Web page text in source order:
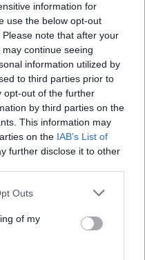
information for
use the below opt-out
note that after your
continue seeing
information utilized by
to third parties prior to
opt-out of the further
by third parties on the
This information may
on the IAB’s List of
further disclose it to other
one or more Google
You may click to
its third-party tags to
in below Google
Outs
of my
süre alır mı?
ilaç gibi gelecektir. Dele
Siyah Beyazlılar, yerini Maxim